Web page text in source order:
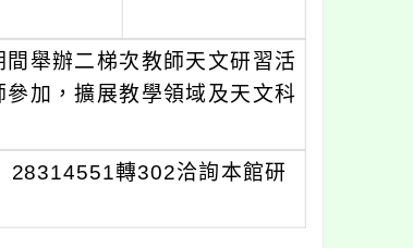
舉辦二梯次教師天文研習活
加，擴展教學領域及天文科
28314551轉302洽詢本館研